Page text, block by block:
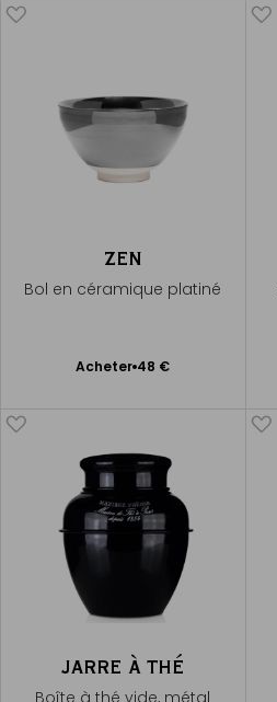
ZEN
Bol en céramique platiné
Acheter 48 €
Ajouter
JARRE À THÉ
Boîte à thé vide, métal